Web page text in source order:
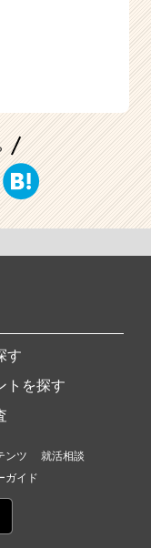
す
トを探す
ンツ
就活相談
ガイド